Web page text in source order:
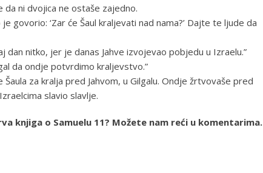
ni dvojica ne ostaše zajedno.
govorio: ‘Zar će Šaul kraljevati nad nama?’ Dajte te ljude da
dan nitko, jer je danas Jahve izvojevao pobjedu u Izraelu.”
da ondje potvrdimo kraljevstvo.”
za kralja pred Jahvom, u Gilgalu. Ondje žrtvovaše pred
slavio slavlje.
knjiga o Samuelu 11? Možete nam reći u komentarima.